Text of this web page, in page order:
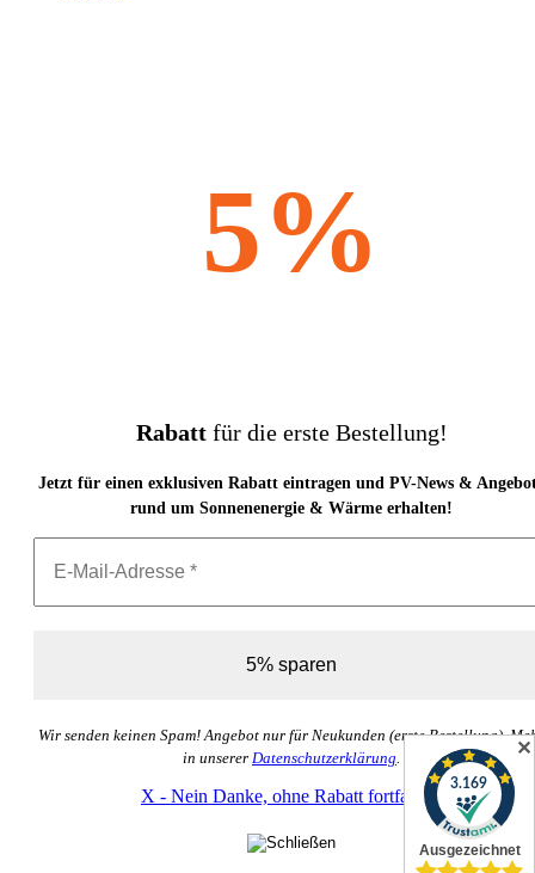
5%
Rabattfür die erste Bestellung!
Jetzt für einen exklusiven Rabatt eintragen und PV-News &
rund um Sonnenenergie & Wärme erhalten!
Wir senden keinen Spam! Angebot nur für Neukunden (erste Bestellung).
in unserer Datenschutzerklärung
X - Nein Danke, ohne Rabatt fortfahren
✕